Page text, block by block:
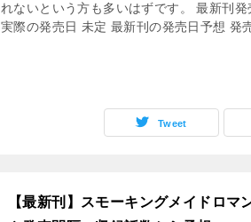
れないという方も多いはずです。 最新刊
実際の発売日 未定 最新刊の発売日予想
Tweet
【最新刊】スモーキングメイドロ